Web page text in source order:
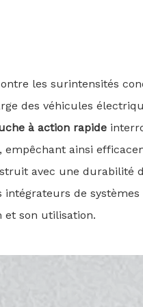
les surintensités
des véhicules
à action rapide
ainsi
avec une durabilité
de
et son utilisation.